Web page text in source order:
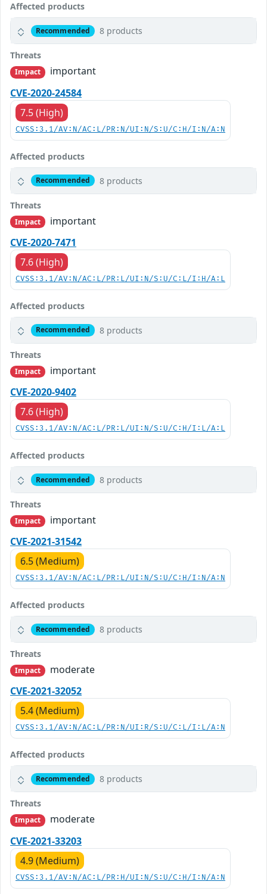
Affected products
Recommended 8 products
Threats
Impact
important
CVE-2020-24584
7.5 (High)
CVSS:3.1/AV:N/AC:L/PR:N/UI:N/S:U/C:H/I:N/A:N
Affected products
Recommended 8 products
Threats
Impact
important
CVE-2020-7471
7.6 (High)
CVSS:3.1/AV:N/AC:L/PR:L/UI:N/S:U/C:L/I:H/A:L
Affected products
Recommended 8 products
Threats
Impact
important
CVE-2020-9402
7.6 (High)
CVSS:3.1/AV:N/AC:L/PR:L/UI:N/S:U/C:H/I:L/A:L
Affected products
Recommended 8 products
Threats
Impact
important
CVE-2021-31542
6.5 (Medium)
CVSS:3.1/AV:N/AC:L/PR:L/UI:N/S:U/C:H/I:N/A:N
Affected products
Recommended 8 products
Threats
Impact
moderate
CVE-2021-32052
5.4 (Medium)
CVSS:3.1/AV:N/AC:L/PR:N/UI:R/S:U/C:L/I:L/A:N
Affected products
Recommended 8 products
Threats
Impact
moderate
CVE-2021-33203
4.9 (Medium)
CVSS:3.1/AV:N/AC:L/PR:H/UI:N/S:U/C:H/I:N/A:N